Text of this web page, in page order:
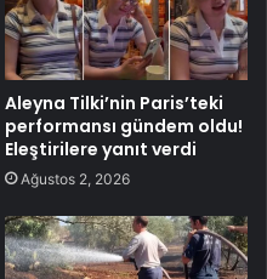
Aleyna Tilki’nin Paris’teki
performansı gündem oldu!
Eleştirilere yanıt verdi
Ağustos 2, 2026